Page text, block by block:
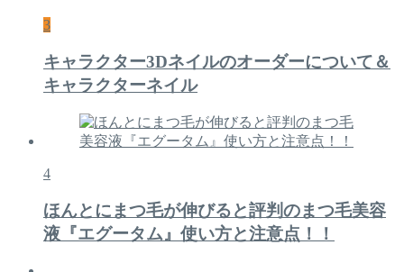
3
キャラクター3Dネイルのオーダーについて＆
キャラクターネイル
4
ほんとにまつ毛が伸びると評判のまつ毛美容
液『エグータム』使い方と注意点！！